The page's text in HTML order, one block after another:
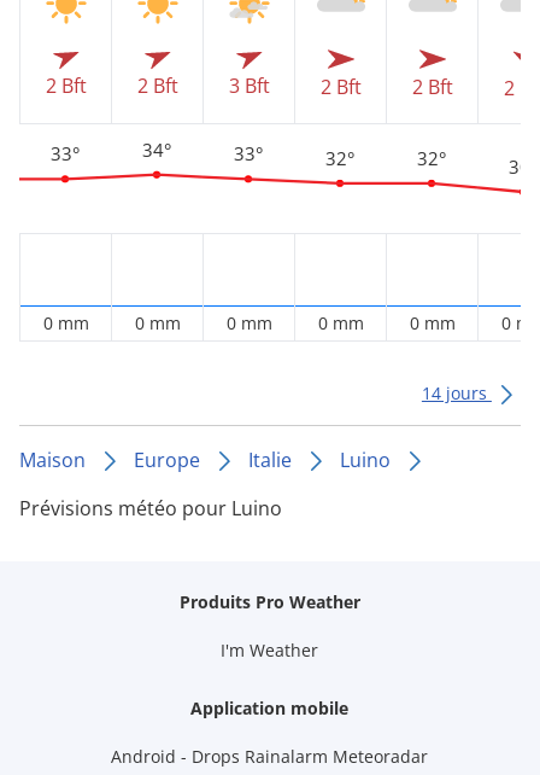
2 Bft
33°
0 mm
2 Bft
34°
0 mm
3 Bft
33°
0 mm
2 Bft
32°
0 mm
2 Bft
32°
0 mm
2
30°
0
14 jours
Maison Europe Italie
Luino
Prévisions météo pour Luino
Produits Pro Weather
I'm Weather
Application mobile
Android - Drops Rainalarm Meteoradar